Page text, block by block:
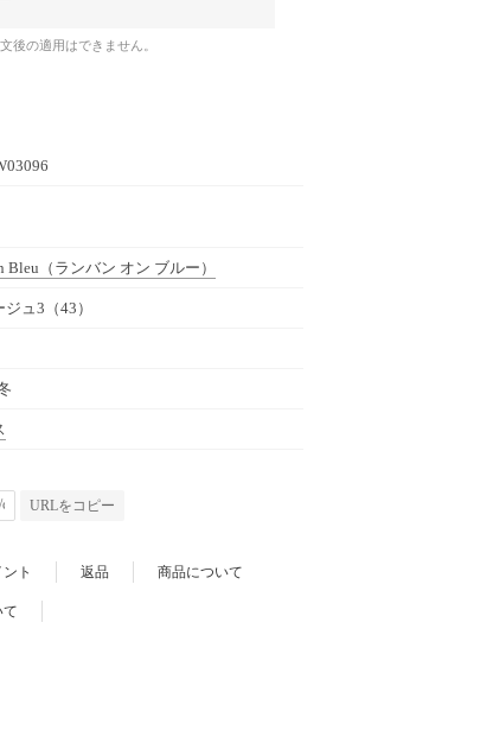
後の適用はできません。
Bleu （ランバン オン ブルー）
ュ3（43）
URLをコピー
ト 返品 商品について
て